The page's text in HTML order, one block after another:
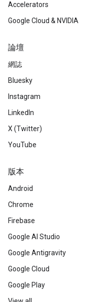
Accelerators
Google Cloud & NVIDIA
論壇
網誌
Bluesky
Instagram
LinkedIn
X (Twitter)
YouTube
版本
Android
Chrome
Firebase
Google AI Studio
Google Antigravity
Google Cloud
Google Play